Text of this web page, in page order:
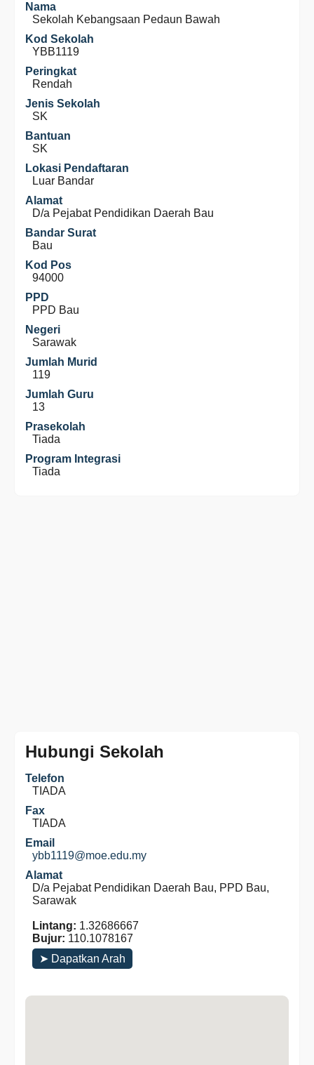
Nama
Sekolah Kebangsaan Pedaun Bawah
Kod Sekolah
YBB1119
Peringkat
Rendah
Jenis Sekolah
SK
Bantuan
SK
Lokasi Pendaftaran
Luar Bandar
Alamat
D/a Pejabat Pendidikan Daerah Bau
Bandar Surat
Bau
Kod Pos
94000
PPD
PPD Bau
Negeri
Sarawak
Jumlah Murid
119
Jumlah Guru
13
Prasekolah
Tiada
Program Integrasi
Tiada
Hubungi Sekolah
Telefon
TIADA
Fax
TIADA
Email
ybb1119@moe.edu.my
Alamat
D/a Pejabat Pendidikan Daerah Bau, PPD Bau,
Sarawak
Lintang: 1.32686667
Bujur: 110.1078167
➤ Dapatkan Arah